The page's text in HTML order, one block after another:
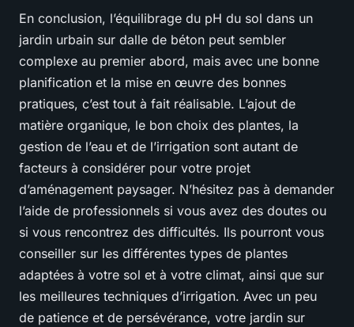
En conclusion, l’équilibrage du pH du sol dans un
jardin urbain sur dalle de béton peut sembler
complexe au premier abord, mais avec une bonne
planification et la mise en œuvre des bonnes
pratiques, c’est tout à fait réalisable. L’ajout de
matière organique, le bon choix des plantes, la
gestion de l’eau et de l’irrigation sont autant de
facteurs à considérer pour votre projet
d’aménagement paysager. N’hésitez pas à demander
l’aide de professionnels si vous avez des doutes ou
si vous rencontrez des difficultés. Ils pourront vous
conseiller sur les différentes types de plantes
adaptées à votre sol et à votre climat, ainsi que sur
les meilleures techniques d’irrigation. Avec un peu
de patience et de persévérance, votre jardin sur